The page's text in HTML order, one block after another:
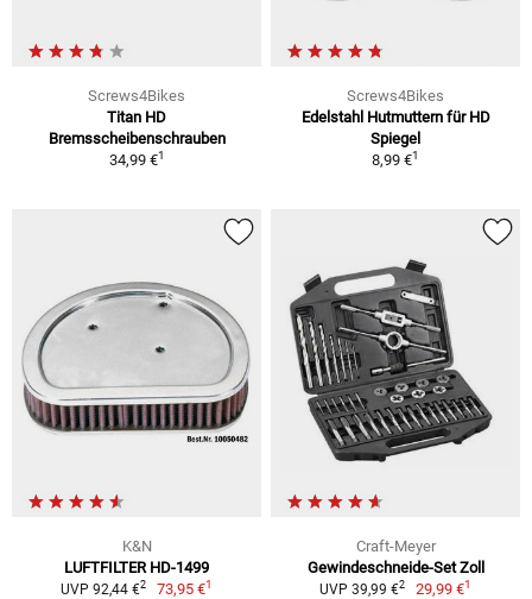
Screws4Bikes
Titan HD
Bremsscheibenschrauben
34,99 €1
Screws4Bikes
Edelstahl Hutmuttern für HD
Spiegel
8,99 €1
K&N
LUFTFILTER HD-1499
UVP 92,44 €2 73,95 €1
Craft-Meyer
Gewindeschneide-Set Zoll
UVP 39,99 €2 29,99 €1